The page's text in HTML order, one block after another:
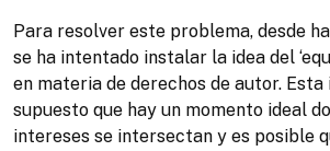
Para resolver este problema, desde
se ha intentado instalar la idea del
en materia de derechos de autor.
supuesto que hay un momento ideal
intereses se intersectan y es posible